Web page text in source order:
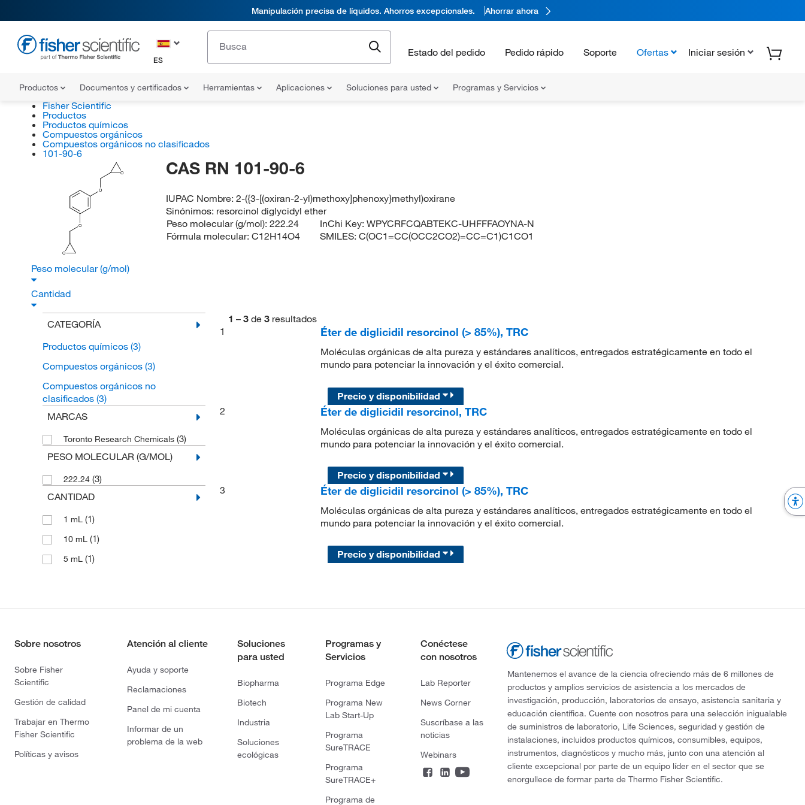
Manipulación precisa de líquidos. Ahorros excepcionales. Ahorrar ahora
ES
Estado del pedido Pedido rápido Soporte Ofertas Iniciar sesión
Productos Documentos y certificados Herramientas Aplicaciones Soluciones para usted Programas y Servicios
Fisher Scientific
Productos
Productos químicos
Compuestos orgánicos
Compuestos orgánicos no clasificados
101-90-6
O
O
O
O CAS RN 101-90-6
IUPAC Nombre:2-({3-[(oxiran-2-yl)methoxy]phenoxy}methyl)oxirane
Sinónimos: resorcinol diglycidyl ether
Peso molecular (g/mol): 222.24
Fórmula molecular: C12H14O4
InChi Key:WPYCRFCQABTEKC-UHFFFAOYNA-N
SMILES:C(OC1=CC(OCC2CO2)=CC=C1)C1CO1
Peso molecular (g/mol)
Cantidad
CATEGORÍA
Productos químicos (3)
Compuestos orgánicos (3)
Compuestos orgánicos no
clasificados (3)
MARCAS
Toronto Research Chemicals (3)
PESO MOLECULAR (G/MOL)
222.24 (3)
CANTIDAD
1 mL (1)
10 mL (1)
5 mL (1)
1 – 3 de 3 resultados
1
Éter de diglicidil resorcinol (> 85%), TRC
Moléculas orgánicas de alta pureza y estándares analíticos, entregados estratégicamente en todo el
mundo para potenciar la innovación y el éxito comercial.
Precio y disponibilidad
2
Éter de diglicidil resorcinol, TRC
Moléculas orgánicas de alta pureza y estándares analíticos, entregados estratégicamente en todo el
mundo para potenciar la innovación y el éxito comercial.
Precio y disponibilidad
3
Éter de diglicidil resorcinol (> 85%), TRC
Moléculas orgánicas de alta pureza y estándares analíticos, entregados estratégicamente en todo el
mundo para potenciar la innovación y el éxito comercial.
Precio y disponibilidad
Sobre nosotros
Sobre Fisher
Scientific
Gestión de calidad
Trabajar en Thermo
Fisher Scientific
Políticas y avisos
Atención al cliente
Ayuda y soporte
Reclamaciones
Panel de mi cuenta
Informar de un
problema de la web
Soluciones
para usted
Biopharma
Biotech
Industria
Soluciones
ecológicas
Programas y
Servicios
Programa Edge
Programa New
Lab Start-Up
Programa
SureTRACE
Programa
SureTRACE+
Programa de
Conéctese
con nosotros
Lab Reporter
News Corner
Suscríbase a las
noticias
Webinars
Mantenemos el avance de la ciencia ofreciendo más de 6 millones de
productos y amplios servicios de asistencia a los mercados de
investigación, producción, laboratorios de ensayo, asistencia sanitaria y
educación científica. Cuente con nosotros para una selección inigualable
de suministros de laboratorio, Life Sciences, seguridad y gestión de
instalaciones, incluidos productos químicos, consumibles, equipos,
instrumentos, diagnósticos y mucho más, junto con una atención al
cliente excepcional por parte de un equipo líder en el sector que se
enorgullece de formar parte de Thermo Fisher Scientific.